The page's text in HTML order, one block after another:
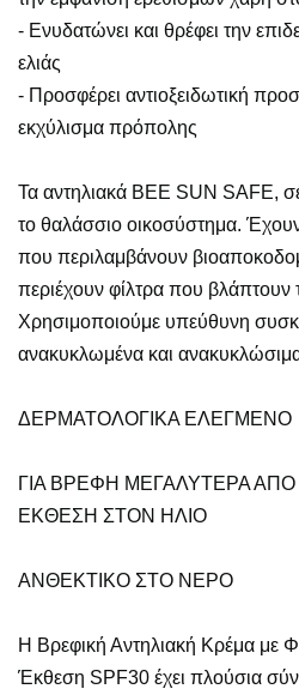
- Ενυδατώνει και θρέφει την
ελιάς
- Προσφέρει αντιοξειδωτική
εκχύλισμα πρόπολης
Τα αντηλιακά BEE SUN SAFE,
το θαλάσσιο οικοσύστημα.
που περιλαμβάνουν
περιέχουν φίλτρα που βλάπτουν
Χρησιμοποιούμε υπεύθυνη
ανακυκλωμένα και
ΔΕΡΜΑΤΟΛΟΓΙΚΑ ΕΛΕΓΜΕΝΟ
ΓΙΑ ΒΡΕΦΗ ΜΕΓΑΛΥΤΕΡΑ
ΕΚΘΕΣΗ ΣΤΟΝ ΗΛΙΟ
ΑΝΘΕΚΤΙΚΟ ΣΤΟ ΝΕΡΟ
Η Βρεφική Αντηλιακή Κρέμα με
Έκθεση SPF30 έχει πλούσια